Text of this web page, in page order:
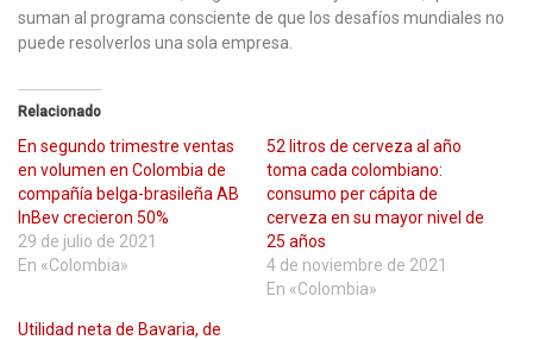
suman al programa consciente de que los desafíos mundiales no
puede resolverlos una sola empresa.
Relacionado
En segundo trimestre ventas
en volumen en Colombia de
compañía belga-brasileña AB
InBev crecieron 50%
29 de julio de 2021
En «Colombia»
52 litros de cerveza al año
toma cada colombiano:
consumo per cápita de
cerveza en su mayor nivel de
25 años
4 de noviembre de 2021
En «Colombia»
Utilidad neta de Bavaria, de